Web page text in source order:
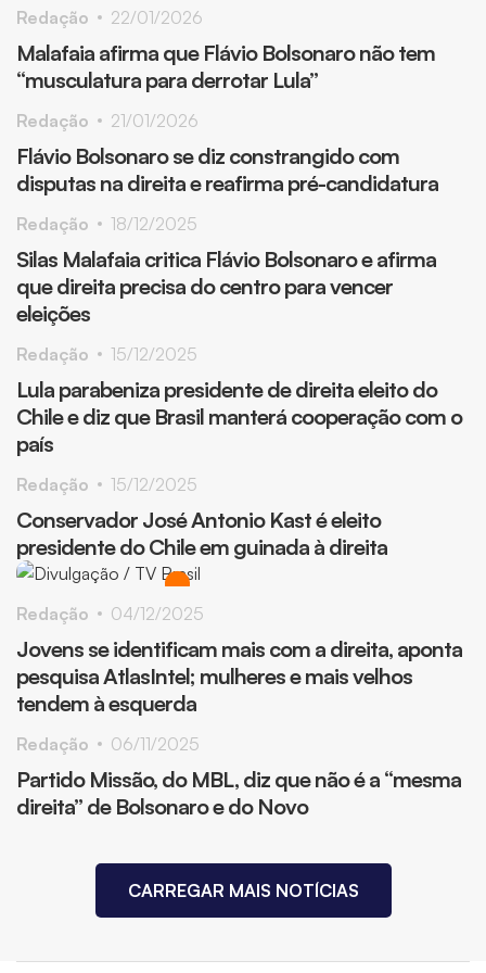
Malafaia afirma que Flávio Bolsonaro não tem
“musculatura para derrotar Lula”
Redação 22/01/2026
Flávio Bolsonaro se diz constrangido com
disputas na direita e reafirma pré-candidatura
Redação 21/01/2026
Silas Malafaia critica Flávio Bolsonaro e afirma
que direita precisa do centro para vencer
eleições
Redação 18/12/2025
Lula parabeniza presidente de direita eleito do
Chile e diz que Brasil manterá cooperação com o
país
Redação 15/12/2025
Conservador José Antonio Kast é eleito
presidente do Chile em guinada à direita
Redação 15/12/2025
Jovens se identificam mais com a direita, aponta
pesquisa AtlasIntel; mulheres e mais velhos
tendem à esquerda
Redação 04/12/2025
Partido Missão, do MBL, diz que não é a “mesma
direita” de Bolsonaro e do Novo
Redação 06/11/2025
CARREGAR MAIS NOTÍCIAS